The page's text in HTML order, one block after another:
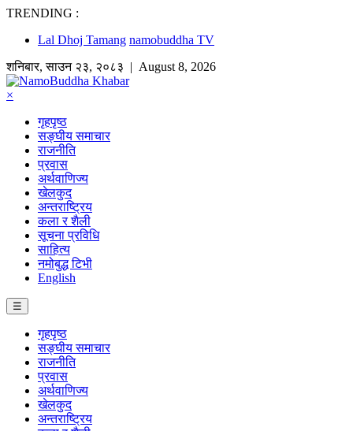
TRENDING :
Lal Dhoj Tamang namobuddha TV
शनिबार,साउन २३, २०८३ | August 8, 2026
×
गृहपृष्ठ
सङ्घीय समाचार
राजनीति
प्रवास
अर्थवाणिज्य
खेलकुद
अन्तराष्ट्रिय
कला र शैली
सूचना प्रविधि
साहित्य
नमोबुद्ध टिभी
English
☰
गृहपृष्ठ
सङ्घीय समाचार
राजनीति
प्रवास
अर्थवाणिज्य
खेलकुद
अन्तराष्ट्रिय